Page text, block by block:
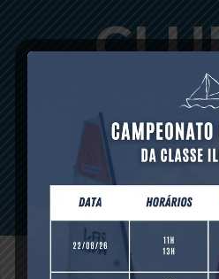
julho 01, 2016 - 0 comments-